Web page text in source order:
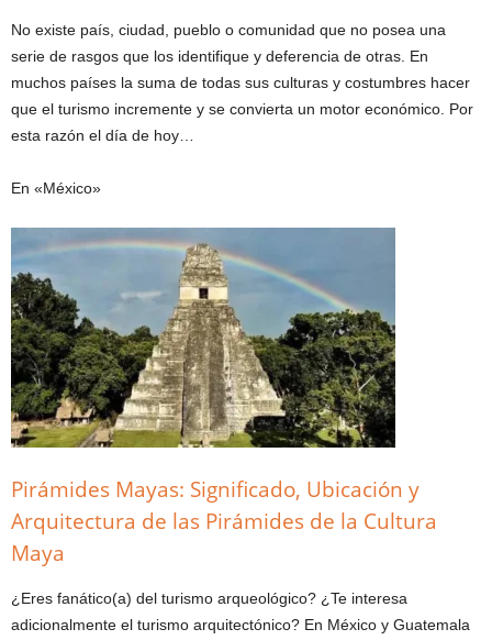
No existe país, ciudad, pueblo o comunidad que no posea una
serie de rasgos que los identifique y deferencia de otras. En
muchos países la suma de todas sus culturas y costumbres hacer
que el turismo incremente y se convierta un motor económico. Por
esta razón el día de hoy…
En «México»
Pirámides Mayas: Significado, Ubicación y
Arquitectura de las Pirámides de la Cultura
Maya
¿Eres fanático(a) del turismo arqueológico? ¿Te interesa
adicionalmente el turismo arquitectónico? En México y Guatemala